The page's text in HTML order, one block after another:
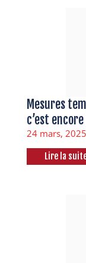
Mesures
c’est
24 mars, 2025
Lire la